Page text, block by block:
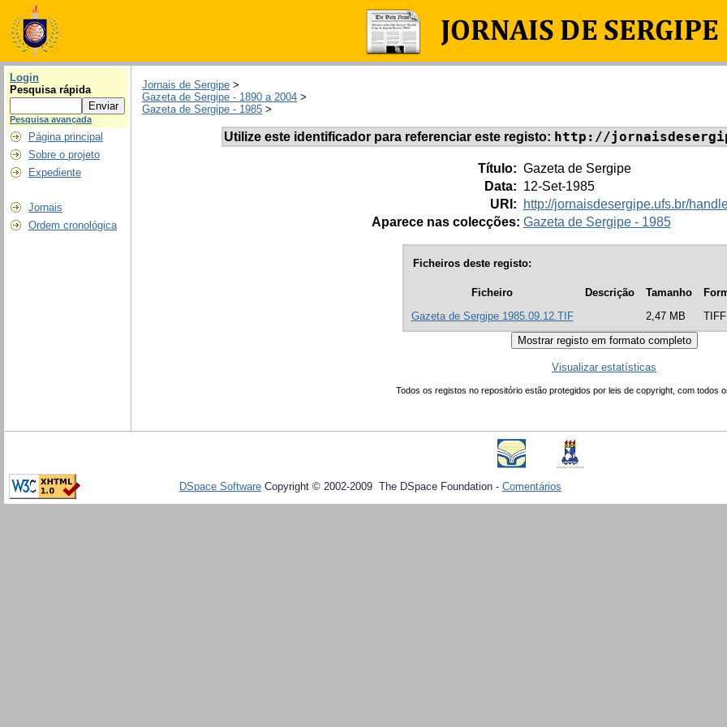
Login
Pesquisa rápida
Pesquisa avançada
Página principal
Sobre o projeto
Expediente
Jornais
Ordem cronológica
Jornais de Sergipe >
Gazeta de Sergipe - 1890 a 2004 >
Gazeta de Sergipe - 1985 >
Utilize este identificador para referenciar este registo: http://
Título: Gazeta de Sergipe
Data: 12-Set-1985
URI:
http://jornaisdesergipe.ufs.br/
Aparece nas colecções: Gazeta de Sergipe - 1985
Ficheiros deste registo:
Ficheiro Descrição Tamanho
Gazeta de Sergipe 1985.09.12.TIF
2,47 MB TIFF
Visualizar estatísticas
Todos os registos no repositório estão protegidos por leis de copyright, com todos
DSpace Software Copyright © 2002-2009 The DSpace Foundation - Comentários